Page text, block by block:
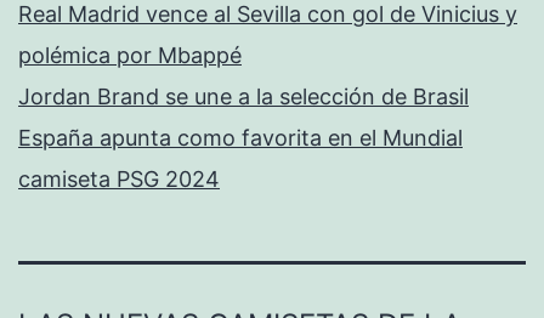
Real Madrid vence al Sevilla con gol de Vinicius y
polémica por Mbappé
Jordan Brand se une a la selección de Brasil
España apunta como favorita en el Mundial
camiseta PSG 2024